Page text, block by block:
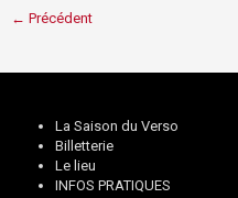
← Précédent
La Saison du Verso
Billetterie
Le lieu
INFOS PRATIQUES